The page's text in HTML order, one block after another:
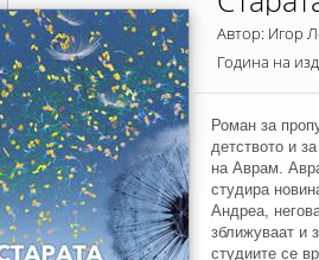
Автор: Игор
Година на
Роман за
детството и
на Аврам.
студира
Андреа,
зближуваат и
студиите се